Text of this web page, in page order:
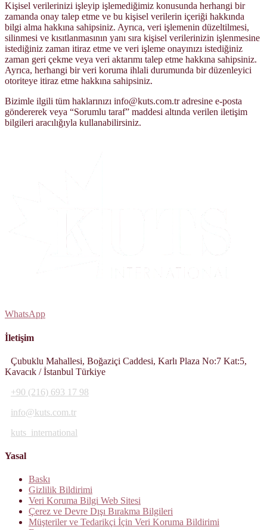
Kişisel verilerinizi işleyip işlemediğimiz konusunda herhangi bir
zamanda onay talep etme ve bu kişisel verilerin içeriği hakkında
bilgi alma hakkına sahipsiniz. Ayrıca, veri işlemenin düzeltilmesi,
silinmesi ve kısıtlanmasının yanı sıra kişisel verilerinizin işlenmesine
istediğiniz zaman itiraz etme ve veri işleme onayınızı istediğiniz
zaman geri çekme veya veri aktarımı talep etme hakkına sahipsiniz.
Ayrıca, herhangi bir veri koruma ihlali durumunda bir düzenleyici
otoriteye itiraz etme hakkına sahipsiniz.
Bizimle ilgili tüm haklarınızı info@kuts.com.tr adresine e-posta
göndererek veya “Sorumlu taraf” maddesi altında verilen iletişim
bilgileri aracılığıyla kullanabilirsiniz.
WhatsApp
İletişim
Çubuklu Mahallesi, Boğaziçi Caddesi, Karlı Plaza No:7 Kat:5,
Kavacık / İstanbul Türkiye
+90 (216) 693 17 98
info@kuts.com.tr
kuts_international
Yasal
Baskı
Gizlilik Bildirimi
Veri Koruma Bilgi Web Sitesi
Çerez ve Devre Dışı Bırakma Bilgileri
Müşteriler ve Tedarikçi İçin Veri Koruma Bildirimi